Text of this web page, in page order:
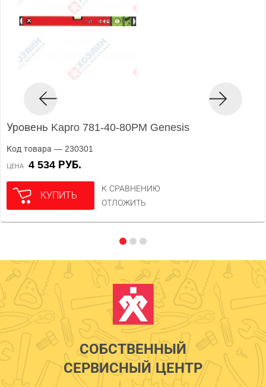
Уровень Kapro 781-40-80PM Genesis
Код товара — 230301
ЦЕНА 4 534 РУБ.
КУПИТЬ
К СРАВНЕНИЮ
ОТЛОЖИТЬ
СОБСТВЕННЫЙ
СЕРВИСНЫЙ ЦЕНТР